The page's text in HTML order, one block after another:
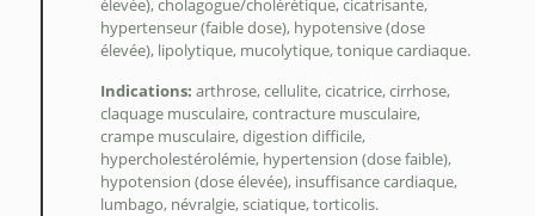
élevée), cholagogue/cholérétique, cicatrisante,
hypertenseur (faible dose), hypotensive (dose
élevée), lipolytique, mucolytique, tonique cardiaque.
Indications: arthrose, cellulite, cicatrice, cirrhose,
claquage musculaire, contracture musculaire,
crampe musculaire, digestion difficile,
hypercholestérolémie, hypertension (dose faible),
hypotension (dose élevée), insuffisance cardiaque,
lumbago, névralgie, sciatique, torticolis.